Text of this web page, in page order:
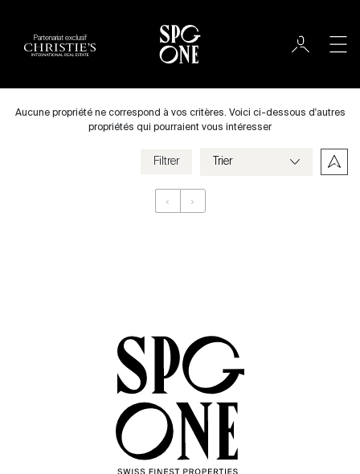
Partenariat exclusif
Enregistrer mes critères
Aucune propriété ne correspond à vos critères. Voici ci-dessous d'autres
propriétés qui pourraient vous intéresser
Filtrer
‹ ›